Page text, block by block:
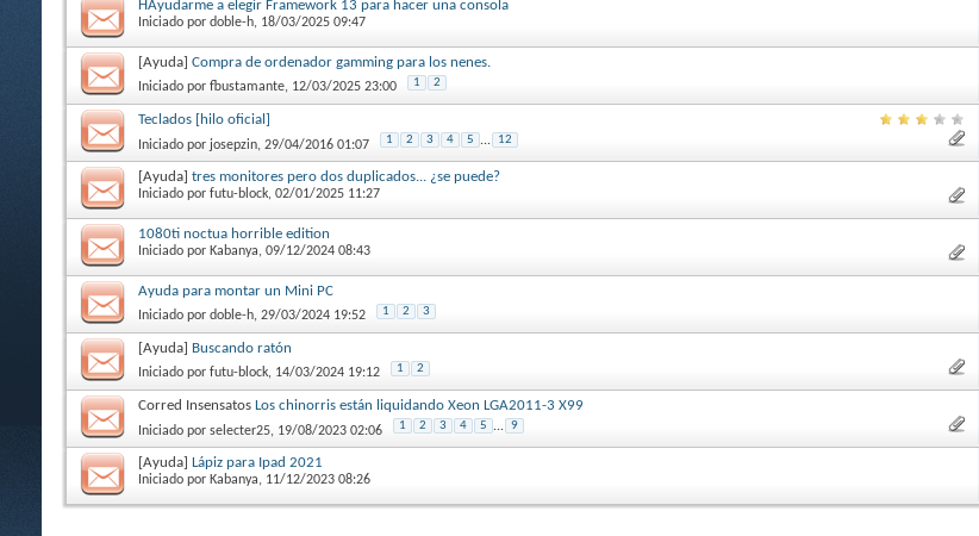
HAyudarme a elegir Framework 13 para hacer una consola
Iniciado por doble-h, 18/03/2025 09:47
[Ayuda] Compra de ordenador gamming para los nenes.
Iniciado por fbustamante, 12/03/2025 23:00 1 2
Teclados [hilo oficial]
Iniciado por josepzin, 29/04/2016 01:07 1 2 3 4 5 ... 12
[Ayuda] tres monitores pero dos duplicados... ¿se puede?
Iniciado por futu-block, 02/01/2025 11:27
1080ti noctua horrible edition
Iniciado por Kabanya, 09/12/2024 08:43
Ayuda para montar un Mini PC
Iniciado por doble-h, 29/03/2024 19:52 1 2 3
[Ayuda] Buscando ratón
Iniciado por futu-block, 14/03/2024 19:12 1 2
Corred Insensatos Los chinorris están liquidando Xeon LGA2011-3 X99
Iniciado por selecter25, 19/08/2023 02:06 1 2 3 4 5 ... 9
[Ayuda] Lápiz para Ipad 2021
Iniciado por Kabanya, 11/12/2023 08:26